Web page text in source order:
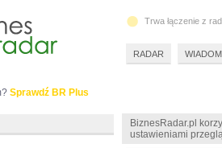
BiznesRadar.pl
ustawieniami
Sprawdź BR Plus
Trwa łączenie z
RADAR